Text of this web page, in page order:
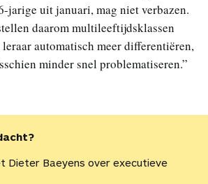
jarige uit januari, mag niet verbazen.
daarom multileeftijdsklassen
automatisch meer differentiëren,
minder snel problematiseren.”
Dieter Baeyens over executieve